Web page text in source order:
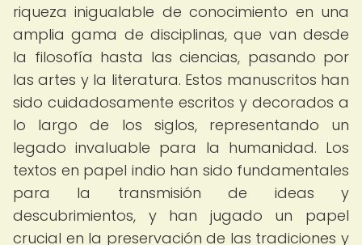
riqueza inigualable de conocimiento en una
amplia gama de disciplinas, que van desde
la filosofía hasta las ciencias, pasando por
las artes y la literatura. Estos manuscritos han
sido cuidadosamente escritos y decorados a
lo largo de los siglos, representando un
legado invaluable para la humanidad. Los
textos en papel indio han sido fundamentales
para la transmisión de ideas y
descubrimientos, y han jugado un papel
crucial en la preservación de las tradiciones y